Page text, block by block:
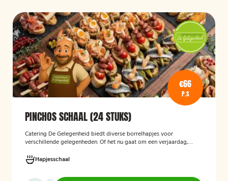
€66
P.S
PINCHOS SCHAAL (24 STUKS)
Catering De Gelegenheid biedt diverse borrelhapjes voor
verschillende gelegenheden. Of het nu gaat om een verjaardag,
Hieronder ziet u een selectie uit ons aanbod. De Poncho's schaal is
geschikt voor maximaal 6 personen
Hapjesschaal